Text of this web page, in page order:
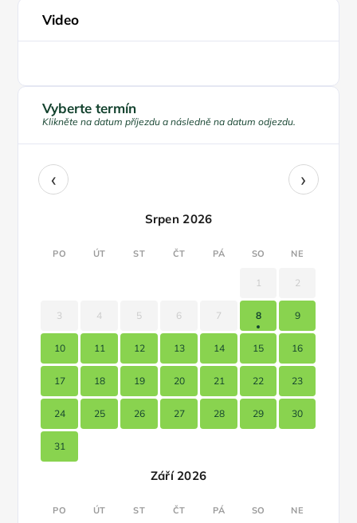
Video
Vyberte termín
Klikněte na datum příjezdu a následně na datum odjezdu.
‹ ›
Srpen 2026
PO ÚT ST ČT PÁ SO NE
1 2
3 4 5 6 7 8 9
10 11 12 13 14 15 16
17 18 19 20 21 22 23
24 25 26 27 28 29 30
31
Září 2026
PO ÚT ST ČT PÁ SO NE